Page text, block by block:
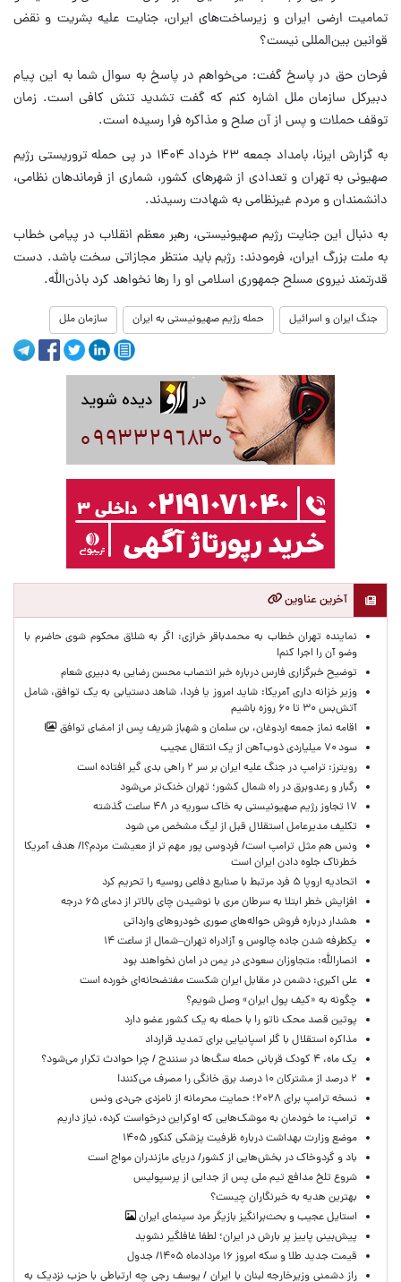
تمامیت ارضی ایران و زیرساخت‌های ایران، جنایت علیه بشریت و نقض
قوانین بین‌المللی نیست؟
فرحان حق در پاسخ گفت: می‌خواهم در پاسخ به سوال شما به این پیام
دبیرکل سازمان ملل اشاره کنم که گفت تشدید تنش کافی است. زمان
توقف حملات و پس از آن صلح و مذاکره فرا رسیده است.
به گزارش ایرنا، بامداد جمعه ۲۳ خرداد ۱۴۰۴ در پی حمله تروریستی رژیم
صهیونی به تهران و تعدادی از شهرهای کشور، شماری از فرماندهان نظامی،
دانشمندان و مردم غیرنظامی به شهادت رسیدند.
به دنبال این جنایت رژیم صهیونیستی، رهبر معظم انقلاب در پیامی خطاب
به ملت بزرگ ایران، فرمودند: رژیم باید منتظر مجازاتی سخت باشد. دست
قدرتمند نیروی مسلح جمهوری اسلامی او را رها نخواهد کرد باذن‌الله.
جنگ ایران و اسرائیل حمله رژیم صهیونیستی به ایران سازمان ملل
آخرین عناوین
نماینده تهران خطاب به محمدباقر خرازی: اگر به شلاق محکوم شوی حاضرم با
وضو آن را اجرا کنم!
توضیح خبرگزاری فارس درباره خبر انتصاب محسن رضایی به دبیری شعام
وزیر خزانه داری آمریکا: شاید امروز یا فردا، شاهد دستیابی به یک توافق، شامل
آتش‌بس ۳۰ تا ۶۰ روزه باشیم
اقامه نماز جمعه اردوغان، بن ‌سلمان و شهباز شریف پس از امضای توافق
سود ۷۰ میلیاردی ذوب‌آهن از یک انتقال عجیب
رویترز: ترامپ در جنگ علیه ایران بر سر ۲ راهی بدی گیر افتاده است
رگبار و رعدوبرق در راه شمال کشور؛ تهران خنک‌تر می‌شود
۱۷ تجاوز رژیم صهیونیستی به خاک سوریه در ۴۸ ساعت گذشته
تکلیف مدیرعامل استقلال قبل از لیگ مشخص می شود
ونس هم مثل ترامپ است/ فردوسی پور مهم تر از معیشت مردم؟!/ هدف آمریکا
خطرناک جلوه دادن ایران است
اتحادیه اروپا ۵ فرد مرتبط با صنایع دفاعی روسیه را تحریم کرد
افزایش خطر ابتلا به سرطان مری با نوشیدن چای بالاتر از دمای ۶۵ درجه
هشدار درباره فروش حواله‌های صوری خودروهای وارداتی
یکطرفه شدن جاده چالوس و آزادراه تهران–شمال از ساعت ۱۴
انصارالله: متجاوزان سعودی در یمن در امان نخواهند بود
علی اکبری: دشمن در مقابل ایران شکست مفتضحانه‌ای خورده است
چگونه به «کیف پول ایران» وصل شویم؟
پوتین قصد محک ناتو را با حمله به یک کشور عضو دارد
مذاکره استقلال با گلر اسپانیایی برای تمدید قرارداد
یک ماه، ۴ کودک قربانی حمله سگ‌ها در سنندج / چرا حوادث تکرار می‌شود؟
۲ درصد از مشترکان ۱۰ درصد برق خانگی را مصرف می‌کنند!
نسخه ترامپ برای ۲۰۲۸؛ حمایت محرمانه از نامزدی جی‌دی ونس
ترامپ: ما خودمان به موشک‌هایی که اوکراین درخواست کرده، نیاز داریم
موضع وزارت بهداشت درباره ظرفیت پزشکی کنکور ۱۴۰۵
باد و گردوخاک در بخش‌هایی از کشور/ دریای مازندران مواج است
شروع تلخ مدافع تیم ملی پس از جدایی از پرسپولیس
بهترین هدیه به خبرنگاران چیست؟
استایل عجیب و بحث‌برانگیز بازیگر مرد سینمای ایران
پیش‌بینی پاییز پر بارش در ایران؛ لطفا غافلگیر نشوید
قیمت جدید طلا و سکه امروز ۱۶ مردادماه ۱۴۰۵/ جدول
راز دشمنی وزیرخارجه لبنان با ایران / یوسف رجی چه ارتباطی با حزب نزدیک به